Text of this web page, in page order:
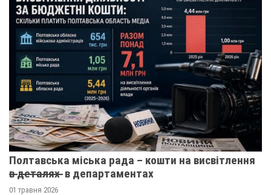
Полтавська міська рада – кошти на висвітлення
в̶ ̶д̶е̶т̶а̶л̶я̶х̶ ̶ в департаментах
01 травня 2026